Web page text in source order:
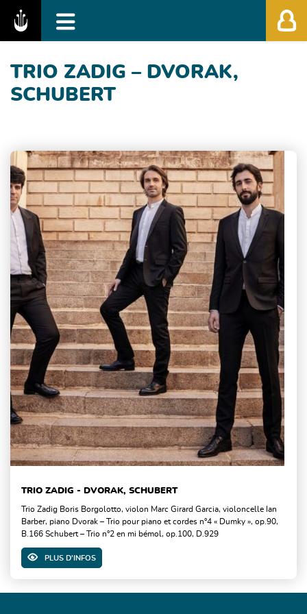
Fédération des Festivals de Musique
TRIO ZADIG – DVORAK,
SCHUBERT
TRIO ZADIG - DVORAK, SCHUBERT
Trio Zadig Boris Borgolotto, violon Marc Girard Garcia, violoncelle Ian
Barber, piano Dvorak – Trio pour piano et cordes n°4 « Dumky », op.90,
B.166 Schubert – Trio n°2 en mi bémol, op.100, D.929
PLUS D'INFOS